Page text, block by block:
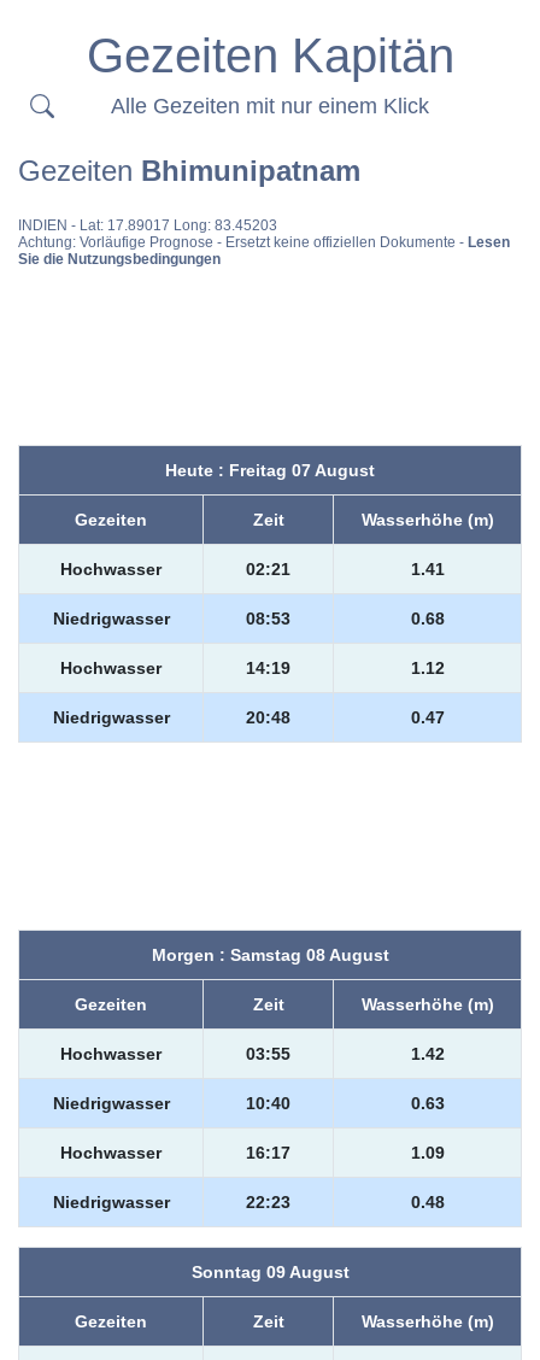
Gezeiten Kapitän
Alle Gezeiten mit nur einem Klick
Gezeiten Bhimunipatnam
INDIEN - Lat: 17.89017 Long: 83.45203
Achtung: Vorläufige Prognose - Ersetzt keine offiziellen Dokumente - Lesen
Sie die Nutzungsbedingungen
Heute : Freitag 07 August
Gezeiten Zeit Wasserhöhe (m)
Hochwasser 02:21 1.41
Niedrigwasser 08:53 0.68
Hochwasser 14:19 1.12
Niedrigwasser 20:48 0.47
Morgen : Samstag 08 August
Gezeiten Zeit Wasserhöhe (m)
Hochwasser 03:55 1.42
Niedrigwasser 10:40 0.63
Hochwasser 16:17 1.09
Niedrigwasser 22:23 0.48
Sonntag 09 August
Gezeiten Zeit Wasserhöhe (m)